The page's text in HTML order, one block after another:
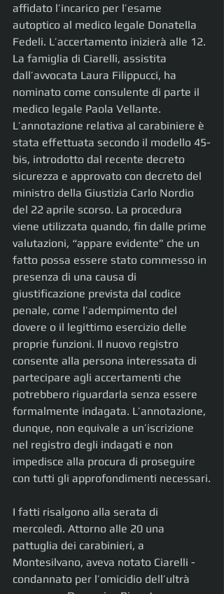
affidato l’incarico per l’esame
autoptico al medico legale Donatella
Fedeli. L’accertamento inizierà alle 12.
La famiglia di Ciarelli, assistita
dall’avvocata Laura Filippucci, ha
nominato come consulente di parte il
medico legale Paola Vellante.
L’annotazione relativa al carabiniere è
stata effettuata secondo il modello 45-
bis, introdotto dal recente decreto
sicurezza e approvato con decreto del
ministro della Giustizia Carlo Nordio
del 22 aprile scorso. La procedura
viene utilizzata quando, fin dalle prime
valutazioni, “appare evidente” che un
fatto possa essere stato commesso in
presenza di una causa di
giustificazione prevista dal codice
penale, come l’adempimento del
dovere o il legittimo esercizio delle
proprie funzioni. Il nuovo registro
consente alla persona interessata di
partecipare agli accertamenti che
potrebbero riguardarla senza essere
formalmente indagata. L’annotazione,
dunque, non equivale a un’iscrizione
nel registro degli indagati e non
impedisce alla procura di proseguire
con tutti gli approfondimenti necessari.
I fatti risalgono alla serata di
mercoledì. Attorno alle 20 una
pattuglia dei carabinieri, a
Montesilvano, aveva notato Ciarelli -
condannato per l’omicidio dell’ultrà